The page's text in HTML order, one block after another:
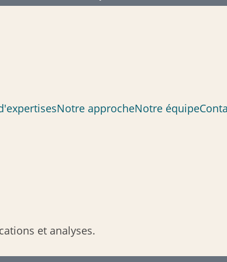
Notre approcheNotre équipe
et analyses.